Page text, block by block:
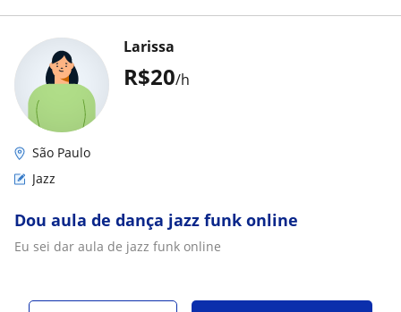
R$20/h
Larissa
São Paulo
Jazz
Dou aula de dança jazz funk online
Eu sei dar aula de jazz funk online